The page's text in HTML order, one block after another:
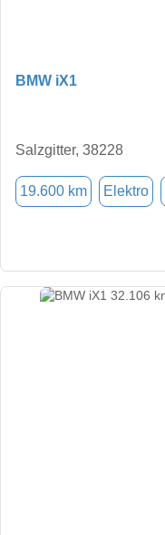
BMW iX1
Salzgitter, 38228
19.600 km Elektro